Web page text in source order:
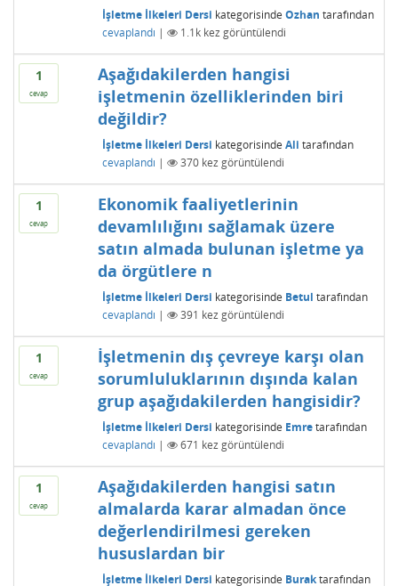
İşletme İlkeleri Dersi kategorisinde Ozhan tarafından
cevaplandı | 1.1kkez görüntülendi
1
cevap
Aşağıdakilerden hangisi
işletmenin özelliklerinden biri
değildir?
İşletme İlkeleri Dersi kategorisinde Ali tarafından
cevaplandı | 370kez görüntülendi
1
cevap
Ekonomik faaliyetlerinin
devamlılığını sağlamak üzere
satın almada bulunan işletme ya
da örgütlere n
İşletme İlkeleri Dersi kategorisinde Betul tarafından
cevaplandı | 391 kez görüntülendi
1
cevap
İşletmenin dış çevreye karşı olan
sorumluluklarının dışında kalan
grup aşağıdakilerden hangisidir?
İşletme İlkeleri Dersi kategorisinde Emre tarafından
cevaplandı | 671 kez görüntülendi
1
cevap
Aşağıdakilerden hangisi satın
almalarda karar almadan önce
değerlendirilmesi gereken
hususlardan bir
İşletme İlkeleri Dersi kategorisinde Burak tarafından